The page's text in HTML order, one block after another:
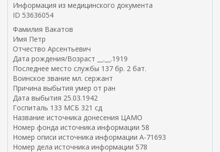
Информация из медицинского документа
ID 53636054
Фамилия Вакатов
Имя Петр
Отчество Арсентьевич
Дата рождения/Возраст __.__.1919
Последнее место службы 137 бр. 2 бат.
Воинское звание мл. сержант
Причина выбытия умер от ран
Дата выбытия 25.03.1942
Госпиталь 133 МСБ 321 сд
Название источника донесения ЦАМО
Номер фонда источника информации 58
Номер описи источника информации А-71693
Номер дела источника информации 578